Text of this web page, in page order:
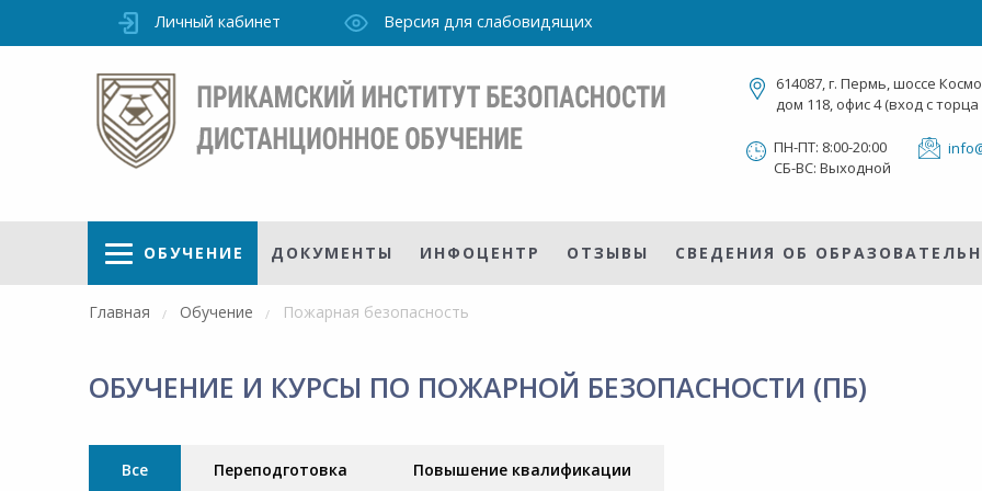
Личный кабинет Версия для слабовидящих
614087, г. Пермь, шоссе
дом 118, офис 4 (вход с
ПН-ПТ: 8:00-20:00
СБ-ВС: Выходной
ОБУЧЕНИЕ ДОКУМЕНТЫ ИНФОЦЕНТР ОТЗЫВЫ СВЕДЕНИЯ ОБ
Главная Обучение Пожарная безопасность
ОБУЧЕНИЕ И КУРСЫ ПО ПОЖАРНОЙ БЕЗОПАСНОСТИ (ПБ)
Все Переподготовка Повышение квалификации